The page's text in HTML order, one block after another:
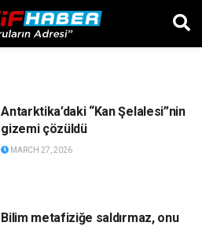
Antarktika’daki “Kan Şelalesi”nin
gizemi çözüldü
MARCH 27, 2026
Bilim metafiziğe saldırmaz, onu